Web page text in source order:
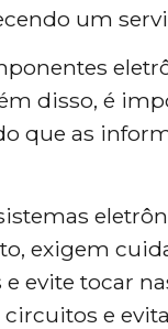
um
disso, é
que as
exigem
evite tocar
e